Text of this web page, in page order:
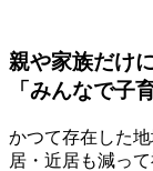
親や家族だけ
「みんなで子
かつて存在した
居・近居も減っ